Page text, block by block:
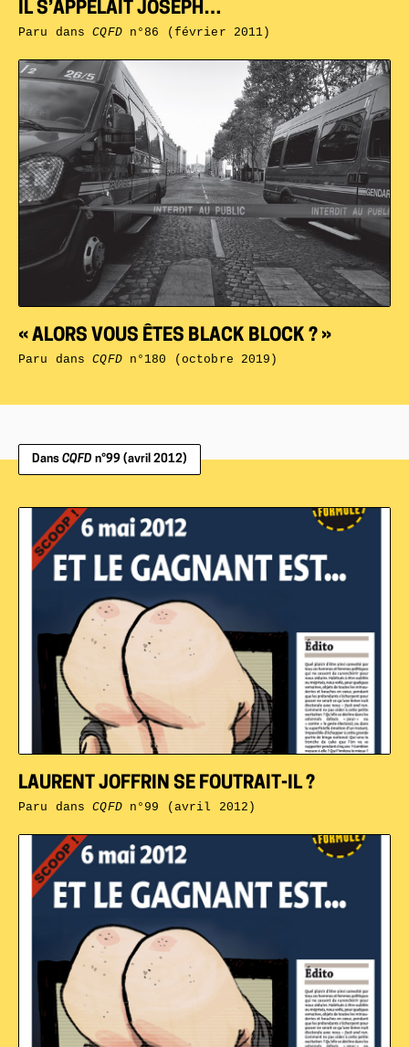
« ALORS VOUS ÊTES BLACK BLOCK ? »
Paru dansCQFDn°180 (octobre 2019)
IL S’APPELAIT JOSEPH…
Paru dansCQFDn°86 (février 2011)
Dans CQFD n°99 (avril 2012)
LAURENT JOFFRIN SE FOUTRAIT-IL ?
Paru dansCQFDn°99 (avril 2012)